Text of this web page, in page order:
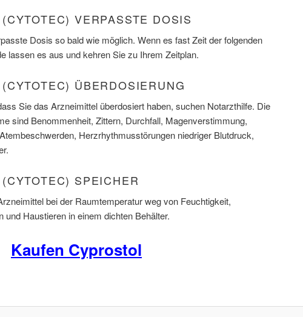
VERPASSTE DOSIS
Dosis so bald wie möglich. Wenn es fast Zeit der folgenden
lassen es aus und kehren Sie zu Ihrem Zeitplan.
ÜBERDOSIERUNG
Sie das Arzneimittel überdosiert haben, suchen Notarzthilfe. Die
sind Benommenheit, Zittern, Durchfall, Magenverstimmung,
Herzrhythmusstörungen niedriger Blutdruck,
SPEICHER
bei der Raumtemperatur weg von Feuchtigkeit,
und Haustieren in einem dichten Behälter.
Kaufen Cyprostol